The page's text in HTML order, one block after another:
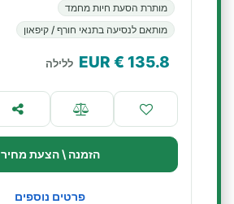
מותרת הסעת חיות מחמד
מותאם לנסיעה בתנאי חורף / קיפאון
135.8
€ EUR ללילה
הזמנה \ הצעת מחיר
פרטים נוספים